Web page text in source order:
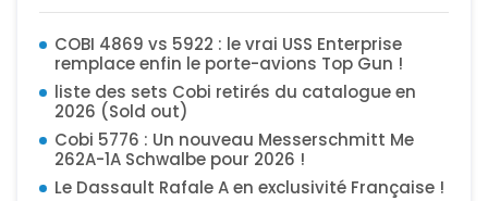
COBI 4869 vs 5922 : le vrai USS Enterprise
remplace enfin le porte-avions Top Gun !
liste des sets Cobi retirés du catalogue en
2026 (Sold out)
Cobi 5776 : Un nouveau Messerschmitt Me
262A-1A Schwalbe pour 2026 !
Le Dassault Rafale A en exclusivité Française !